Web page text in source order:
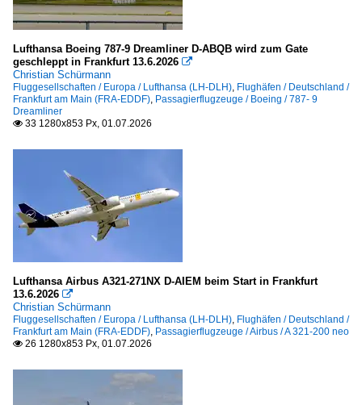
Lufthansa Boeing 787-9 Dreamliner D-ABQB wird zum Gate
geschleppt in Frankfurt 13.6.2026 
Christian Schürmann
Fluggesellschaften / Europa / Lufthansa (LH-DLH), Flughäfen / Deutschland /
Frankfurt am Main (FRA-EDDF), Passagierflugzeuge / Boeing / 787- 9
Dreamliner
 33 1280x853 Px, 01.07.2026
Lufthansa Airbus A321-271NX D-AIEM beim Start in Frankfurt
13.6.2026 
Christian Schürmann
Fluggesellschaften / Europa / Lufthansa (LH-DLH), Flughäfen / Deutschland /
Frankfurt am Main (FRA-EDDF), Passagierflugzeuge / Airbus / A 321-200 neo
 26 1280x853 Px, 01.07.2026